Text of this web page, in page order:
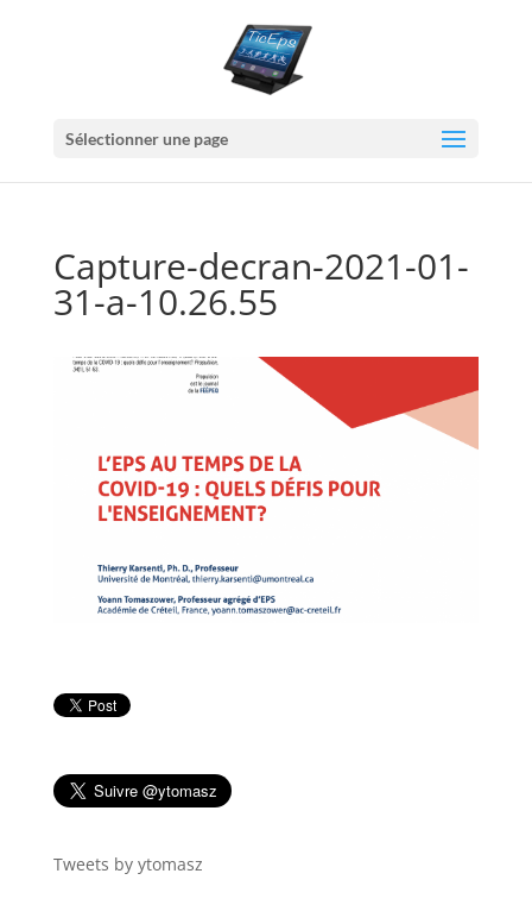
Sélectionner une page
Capture-decran-2021-01-
31-a-10.26.55
Tweets by ytomasz